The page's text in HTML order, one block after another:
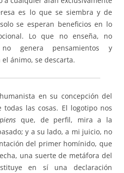
es lo que se siembra y de
se esperan beneficios en lo
Lo que no enseña, no
no genera pensamientos y
ánimo, se descarta.
en su concepción del
las cosas. El logotipo nos
que, de perfil, mira a la
y a su lado, a mi juicio, no
del primer homínido, que
una suerte de metáfora del
en sí una declaración